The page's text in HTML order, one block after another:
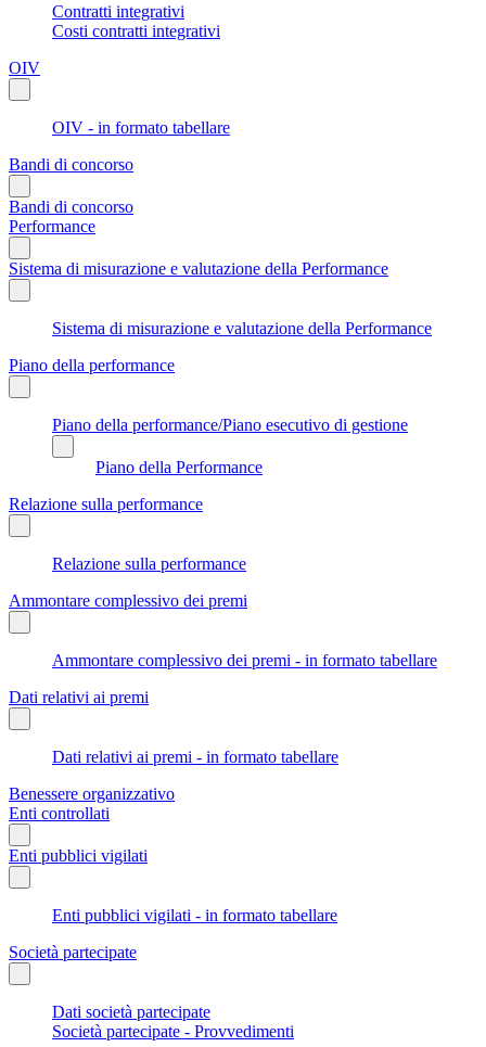
Contratti integrativi
Costi contratti integrativi
OIV
OIV - in formato tabellare
Bandi di concorso
Bandi di concorso
Performance
Sistema di misurazione e valutazione della Performance
Sistema di misurazione e valutazione della Performance
Piano della performance
Piano della performance/Piano esecutivo di gestione
Piano della Performance
Relazione sulla performance
Relazione sulla performance
Ammontare complessivo dei premi
Ammontare complessivo dei premi - in formato tabellare
Dati relativi ai premi
Dati relativi ai premi - in formato tabellare
Benessere organizzativo
Enti controllati
Enti pubblici vigilati
Enti pubblici vigilati - in formato tabellare
Società partecipate
Dati società partecipate
Società partecipate - Provvedimenti